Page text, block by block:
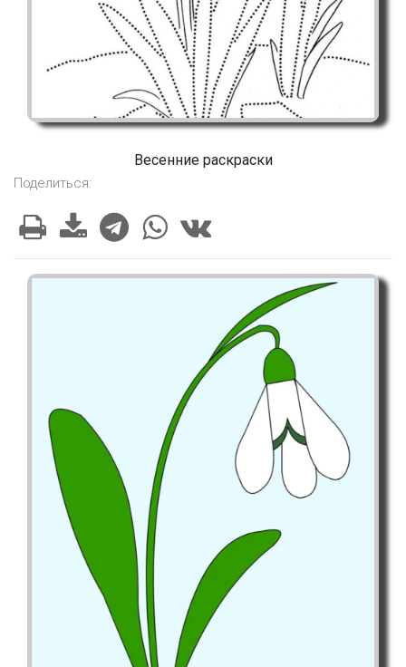
Весенние раскраски
Поделиться: